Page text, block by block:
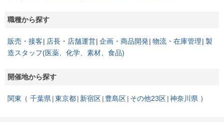
職種から探す
販売・接客 店長・店舗運営 企画・商品開発 物流・在庫管理 製
造スタッフ(医薬、化学、素材、食品)
開催地から探す
関東 千葉県 東京都 新宿区 豊島区 その他23区 神奈川県